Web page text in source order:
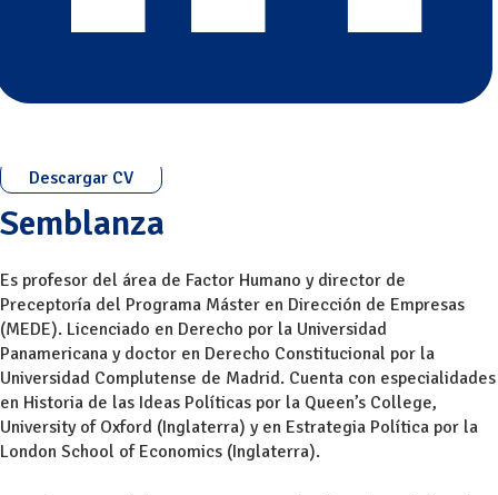
Descargar CV
Semblanza
Es profesor del área de Factor Humano y director de
Preceptoría del Programa Máster en Dirección de Empresas
(MEDE). Licenciado en Derecho por la Universidad
Panamericana y doctor en Derecho Constitucional por la
Universidad Complutense de Madrid. Cuenta con especialidades
en Historia de las Ideas Políticas por la Queen’s College,
University of Oxford (Inglaterra) y en Estrategia Política por la
London School of Economics (Inglaterra).